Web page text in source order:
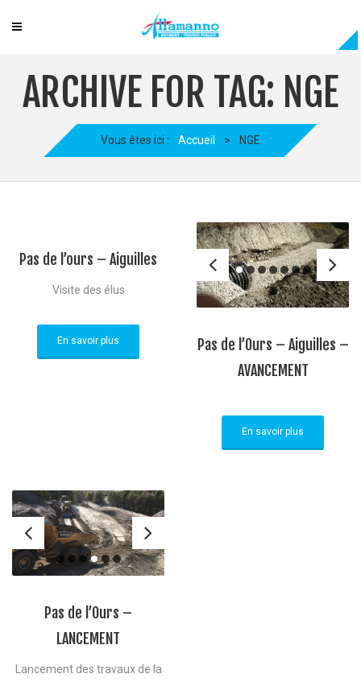
ARCHIVE FOR TAG: NGE
Vous êtes ici : Accueil > NGE
Pas de l’ours – Aiguilles
Visite des élus
En savoir plus
Pas de l’Ours – Aiguilles –
AVANCEMENT
En savoir plus
Pas de l’Ours –
LANCEMENT
Lancement des travaux de la